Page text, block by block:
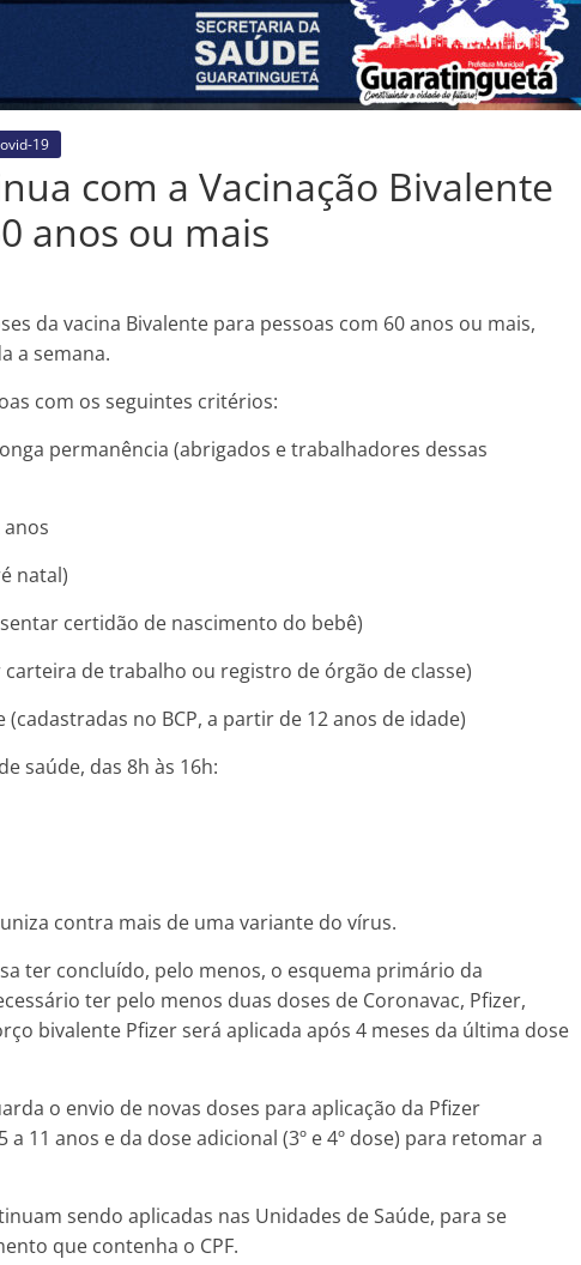
19
com a Vacinação Bivalente
anos ou mais
da vacina Bivalente para pessoas com 60 anos ou mais,
a semana.
com os seguintes critérios:
permanência (abrigados e trabalhadores dessas
natal)
certidão de nascimento do bebê)
de trabalho ou registro de órgão de classe)
no BCP, a partir de 12 anos de idade)
saúde, das 8h às 16h:
contra mais de uma variante do vírus.
ter concluído, pelo menos, o esquema primário da
ter pelo menos duas doses de Coronavac, Pfizer,
bivalente Pfizer será aplicada após 4 meses da última dose
o envio de novas doses para aplicação da Pfizer
11 anos e da dose adicional (3º e 4º dose) para retomar a
sendo aplicadas nas Unidades de Saúde, para se
que contenha o CPF.